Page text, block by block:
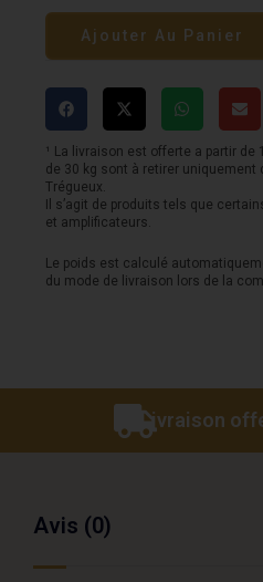
de
Ampli
hifi
YAMAHA
A-
S1200
noir
Ajouter Au Panier
¹ La livraison est offerte a partir de
de 30 kg sont à retirer uniquement
Trégueux.
Il s’agit de produits tels que
et amplificateurs.
Le poids est calculé
du mode de livraison lors de la
Livraison
Avis (0)